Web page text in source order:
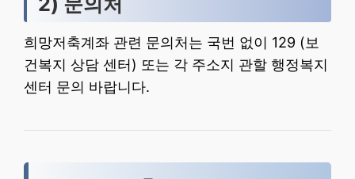
희망저축계좌 관련 문의처는 국번 없이 129 (보
건복지 상담 센터) 또는 각 주소지 관할 행정복지
센터 문의 바랍니다.